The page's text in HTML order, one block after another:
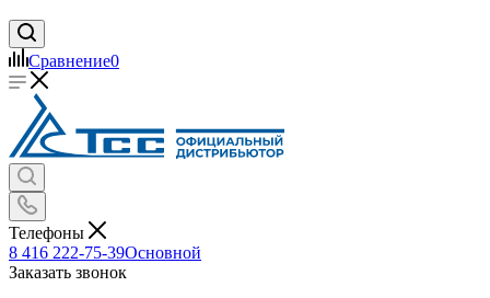
Сравнение0
Телефоны
8 416 222-75-39Основной
Заказать звонок